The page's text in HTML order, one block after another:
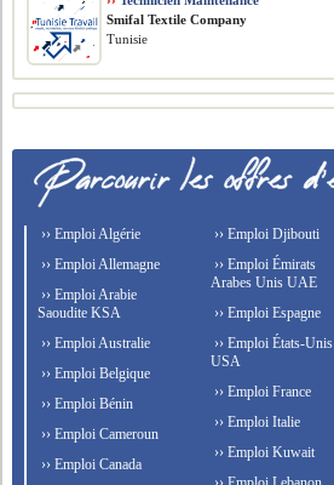
Smifal Textile Company
Tunisie
›› Emploi Algérie
›› Emploi Allemagne
›› Emploi Arabie
Saoudite KSA
›› Emploi Australie
›› Emploi Belgique
›› Emploi Bénin
›› Emploi Cameroun
›› Emploi Canada
›› Emploi Djibouti
›› Emploi Émirats
Arabes Unis UAE
›› Emploi Espagne
›› Emploi États-Unis
USA
›› Emploi France
›› Emploi Italie
›› Emploi Kuwait